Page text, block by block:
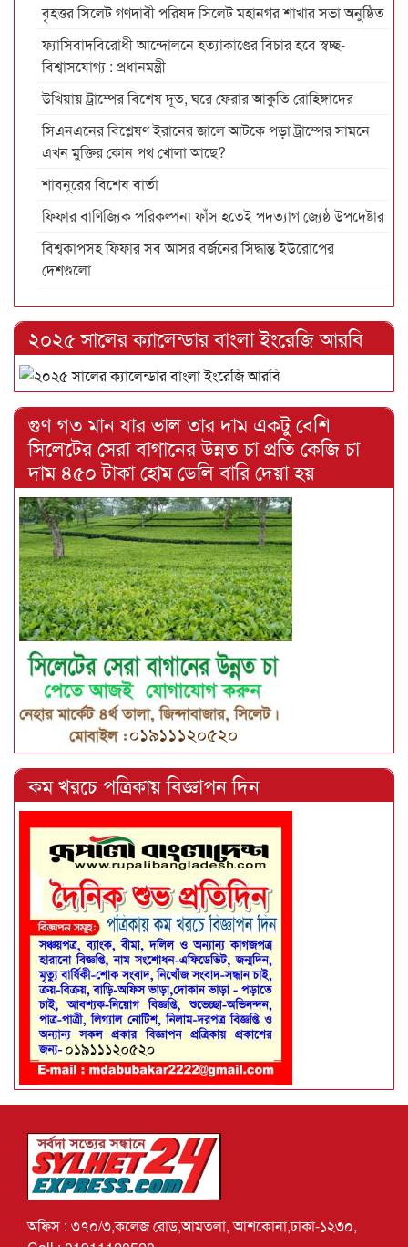
বৃহত্তর সিলেট গণদাবী পরিষদ সিলেট মহানগর শাখার সভা অনুষ্ঠিত
ফ্যাসিবাদবিরোধী আন্দোলনে হত্যাকাণ্ডের বিচার হবে স্বচ্ছ-
বিশ্বাসযোগ্য : প্রধানমন্ত্রী
উখিয়ায় ট্রাম্পের বিশেষ দূত, ঘরে ফেরার আকুতি রোহিঙ্গাদের
সিএনএনের বিশ্লেষণ ইরানের জালে আটকে পড়া ট্রাম্পের সামনে
এখন মুক্তির কোন পথ খোলা আছে?
শাবনূরের বিশেষ বার্তা
ফিফার বাণিজ্যিক পরিকল্পনা ফাঁস হতেই পদত্যাগ জ্যেষ্ঠ উপদেষ্টার
বিশ্বকাপসহ ফিফার সব আসর বর্জনের সিদ্ধান্ত ইউরোপের
দেশগুলো
২০২৫ সালের ক্যালেন্ডার বাংলা ইংরেজি আরবি
গুণ গত মান যার ভাল তার দাম একটু বেশি
সিলেটের সেরা বাগানের উন্নত চা প্রতি কেজি চা
দাম ৪৫০ টাকা হোম ডেলি বারি দেয়া হয়
কম খরচে পত্রিকায় বিজ্ঞাপন দিন
অফিস : ৩৭০/৩,কলেজ রোড,আমতলা, আশকোনা,ঢাকা-১২৩০,